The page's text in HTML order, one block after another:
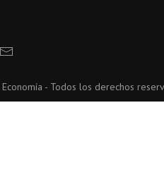
- Todos los derechos